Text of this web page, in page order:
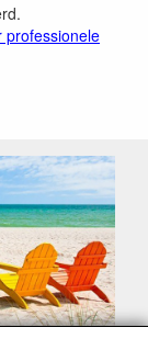
professionele